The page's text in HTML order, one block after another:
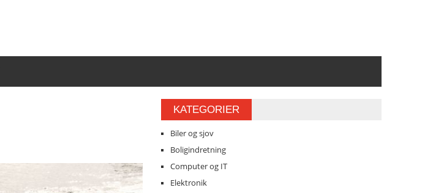
KATEGORIER
Biler og sjov
Boligindretning
Computer og IT
Elektronik